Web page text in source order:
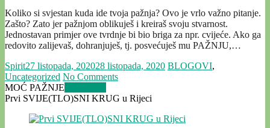
Koliko si svjestan kuda ide tvoja pažnja? Ovo je vrlo važno pitanje.
Zašto? Zato jer pažnjom oblikuješ i kreiraš svoju stvarnost.
Jednostavan primjer ove tvrdnje bi bio briga za npr. cvijeće. Ako ga
redovito zalijevaš, dohranjuješ, tj. posvećuješ mu PAŽNJU,…
Spirit27 listopada, 202028 listopada, 2020 BLOGOVI,
Uncategorized No Comments
MOĆ PAŽNJE
Prvi SVIJE(TLO)SNI KRUG u Rijeci